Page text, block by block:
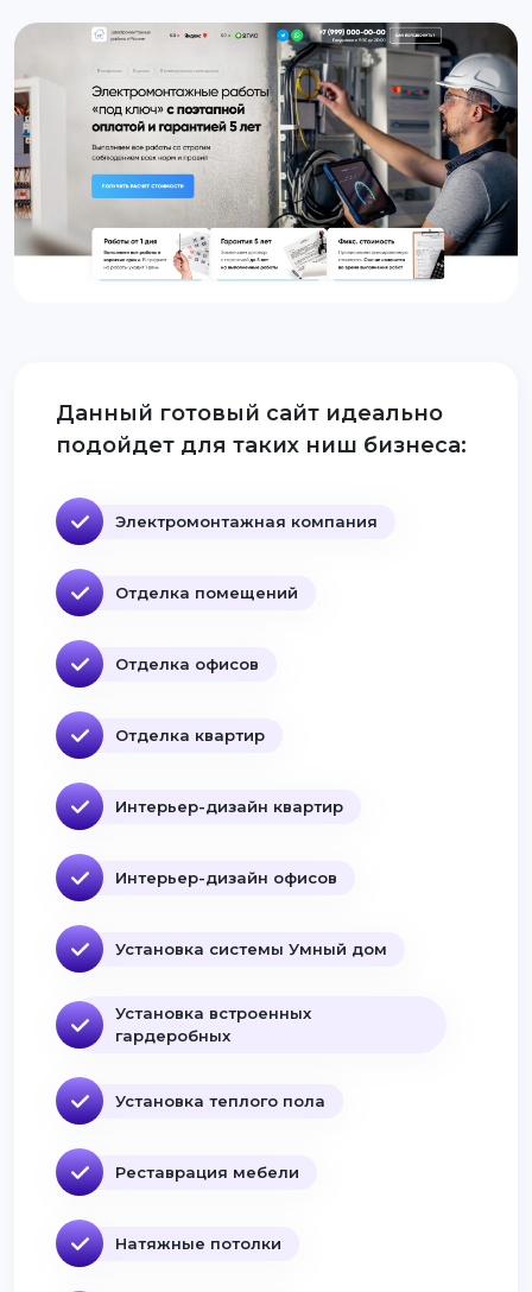
Данный готовый сайт идеально
подойдет для таких ниш бизнеса:
Электромонтажная компания
Отделка помещений
Отделка офисов
Отделка квартир
Интерьер-дизайн квартир
Интерьер-дизайн офисов
Установка системы Умный дом
Установка встроенных
гардеробных
Установка теплого пола
Реставрация мебели
Натяжные потолки